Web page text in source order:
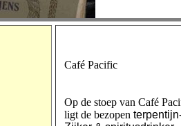
Café Pacific
Op de stoep van Café
ligt de bezopen